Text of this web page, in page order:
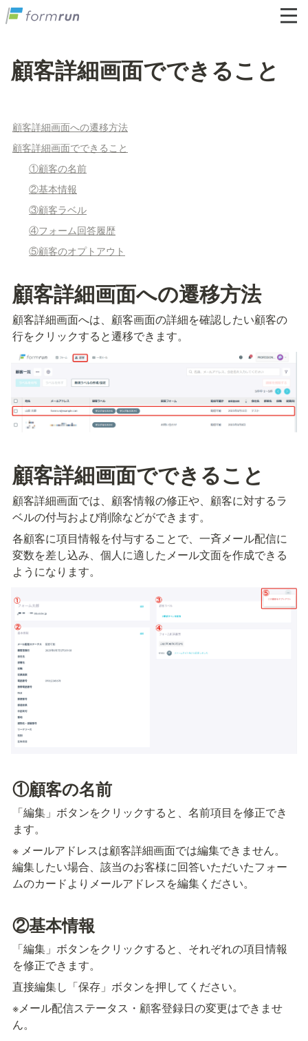
顧客詳細画面でできること
顧客詳細画面への遷移方法
顧客詳細画面でできること
①顧客の名前
②基本情報
③顧客ラベル
④フォーム回答履歴
⑤顧客のオプトアウト
顧客詳細画面への遷移方法
顧客詳細画面へは、顧客画面の詳細を確認したい顧客の
行をクリックすると遷移できます。
顧客詳細画面でできること
顧客詳細画面では、顧客情報の修正や、顧客に対するラ
ベルの付与および削除などができます。
各顧客に項目情報を付与することで、一斉メール配信に
変数を差し込み、個人に適したメール文面を作成できる
ようになります。
①顧客の名前
「編集」ボタンをクリックすると、名前項目を修正でき
ます。
※ メールアドレスは顧客詳細画面では編集できません。
編集したい場合、該当のお客様に回答いただいたフォー
ムのカードよりメールアドレスを編集ください。
②基本情報
「編集」ボタンをクリックすると、それぞれの項目情報
を修正できます。
直接編集し「保存」ボタンを押してください。
※メール配信ステータス・顧客登録日の変更はできませ
ん。